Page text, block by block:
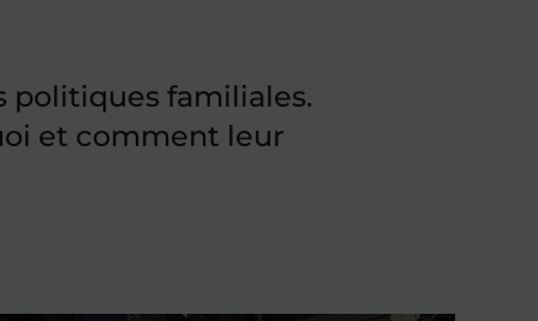
politiques familiales.
et comment leur